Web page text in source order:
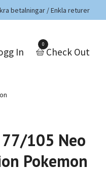
betalningar / Enkla returer
In
0
Check Out
77/105 Neo
Pokemon